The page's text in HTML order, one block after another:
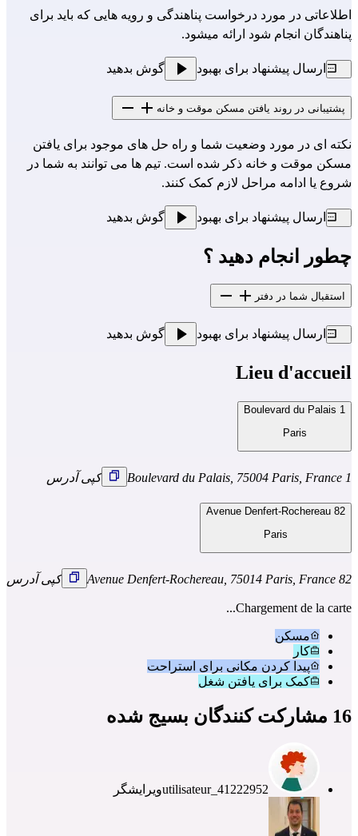
اطلاعاتی در مورد درخواست پناهندگی و رویه هایی که باید برای
پناهندگان انجام شود ارائه میشود.
ارسال پیشنهاد برای بهبود گوش بدهید
پشتیبانی در روند یافتن مسکن موقت و خانه
نکته ای در مورد وضعیت شما و راه حل های موجود برای یافتن
مسکن موقت و خانه ذکر شده است. تیم ها می توانند به شما در
شروع یا ادامه مراحل لازم کمک کنند.
ارسال پیشنهاد برای بهبود گوش بدهید
چطور انجام دهید ؟
استقبال شما در دفتر
ارسال پیشنهاد برای بهبود گوش بدهید
Lieu d'accueil
1 Boulevard du Palais
Paris
1 Boulevard du Palais, 75004 Paris, France کپی آدرس
82 Avenue Denfert-Rochereau
Paris
82 Avenue Denfert-Rochereau, 75014 Paris, France کپی آدرس
Chargement de la carte...
مسکن
کار
پیدا کردن مکانی برای استراحت
کمک برای یافتن شغل
16 مشارکت کنندگان بسیج شده
utilisateur_41222952ویرایشگر